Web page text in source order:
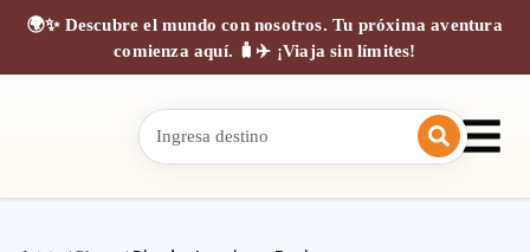
🌍✨ Descubre el mundo con nosotros. Tu próxima aventura
comienza aquí. 🧳✈️ ¡Viaja sin límites!